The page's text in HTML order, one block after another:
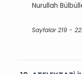
Nurullah
Sayfalar 219 -